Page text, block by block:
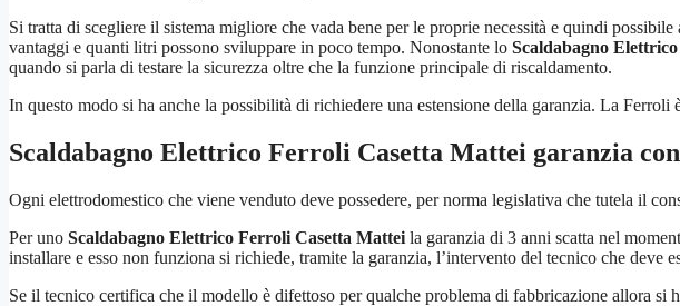
Si tratta di scegliere il sistema migliore che vada bene per le proprie necessità e quindi
vantaggi e quanti litri possono sviluppare in poco tempo. Nonostante lo Scaldabagno
quando si parla di testare la sicurezza oltre che la funzione principale di riscaldamento.
In questo modo si ha anche la possibilità di richiedere una estensione della garanzia. La
Scaldabagno Elettrico Ferroli Casetta Mattei garanzia
Ogni elettrodomestico che viene venduto deve possedere, per norma legislativa che tutela il
Per uno Scaldabagno Elettrico Ferroli Casetta Mattei la garanzia di 3 anni scatta nel
installare e esso non funziona si richiede, tramite la garanzia, l’intervento del tecnico che deve
Se il tecnico certifica che il modello è difettoso per qualche problema di fabbricazione allora